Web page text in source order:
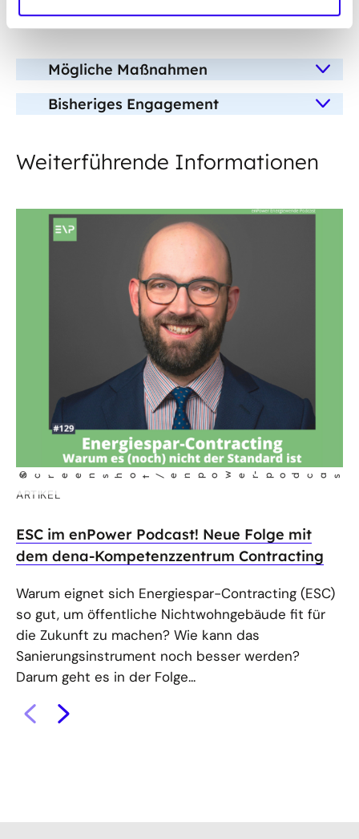
aufgenommen.
Mögliche Maßnahmen
Bisheriges Engagement
Weiterführende Informationen
©
Screenshot/enpo w
er
-podcast
.de/Ho f
fotog
r
a
ARTIKEL
ESC im enPower Podcast! Neue Folge mit
dem dena-Kompetenzzentrum Contracting
Warum eignet sich Energiespar-Contracting (ESC)
so gut, um öffentliche Nichtwohngebäude fit für
die Zukunft zu machen? Wie kann das
Sanierungsinstrument noch besser werden?
Darum geht es in der Folge...